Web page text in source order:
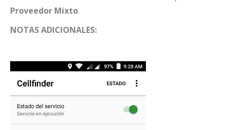
Proveedor Mixto.
NOTAS ADICIONALES: